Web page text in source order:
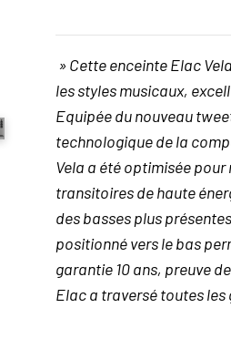
» Cette enceinte Elac
les styles musicaux,
Equipée du nouveau
technologique de la
Vela a été optimisée
transitoires de haute
des basses plus
positionné vers le bas
garantie 10 ans, preuve
Elac a traversé toutes les